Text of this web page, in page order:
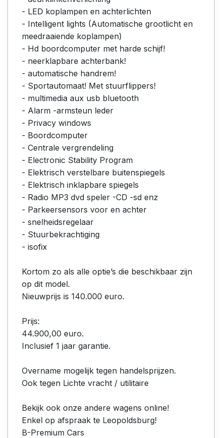
- LED koplampen en achterlichten
- Intelligent lights (Automatische grootlicht en
meedraaiende koplampen)
- Hd boordcomputer met harde schijf!
- neerklapbare achterbank!
- automatische handrem!
- Sportautomaat! Met stuurflippers!
- multimedia aux usb bluetooth
- Alarm -armsteun leder
- Privacy windows
- Boordcomputer
- Centrale vergrendeling
- Electronic Stability Program
- Elektrisch verstelbare buitenspiegels
- Elektrisch inklapbare spiegels
- Radio MP3 dvd speler -CD -sd enz
- Parkeersensors voor en achter
- snelheidsregelaar
- Stuurbekrachtiging
- isofix
Kortom zo als alle optie’s die beschikbaar zijn
op dit model.
Nieuwprijs is 140.000 euro.
Prijs:
44.900,00 euro.
Inclusief 1 jaar garantie.
Overname mogelijk tegen handelsprijzen.
Ook tegen Lichte vracht / utilitaire
Bekijk ook onze andere wagens online!
Enkel op afspraak te Leopoldsburg!
B-Premium Cars